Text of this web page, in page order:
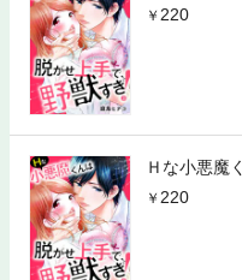
220
Ｈな小悪魔
220